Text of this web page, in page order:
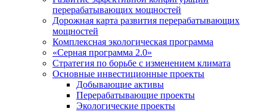
перерабатывающих мощностей
Дорожная карта развития перерабатывающих
мощностей
Комплексная экологическая программа
«Серная программа 2.0»
Стратегия по борьбе с изменением климата
Основные инвестиционные проекты
Добывающие активы
Перерабатывающие проекты
Экологические проекты